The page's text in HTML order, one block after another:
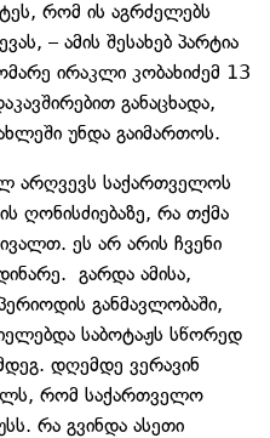
რომ ის აგრძელებს
– ამის შესახებ პარტია
ირაკლი კობახიძემ 13
განაცხადა,
უნდა გაიმართოს.
არღვევს საქართველოს
ღონისძიებაზე, რა თქმა
ეს არ არის ჩვენი
გარდა ამისა,
განმავლობაში,
საბოტაჟს სწორედ
დღემდე ვერავინ
რომ საქართველო
რა გვინდა ასეთი